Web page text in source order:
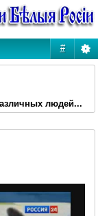
#
людей...